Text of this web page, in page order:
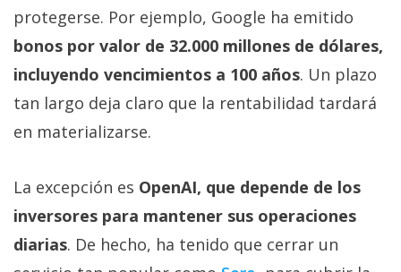
protegerse. Por ejemplo, Google ha emitido
bonos por valor de 32.000 millones de dólares,
incluyendo vencimientos a 100 años. Un plazo
tan largo deja claro que la rentabilidad tardará
en materializarse.
La excepción es OpenAI, que depende de los
inversores para mantener sus operaciones
diarias. De hecho, ha tenido que cerrar un